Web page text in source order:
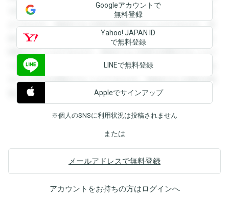
を閲覧することができます。登録すると回答を閲覧すること
ができます。登録すると回答を閲覧することができます。登
録すると回答を閲覧することができます。登録すると回答を
閲覧することができます。登録すると回答を閲覧することが
できます。登録すると回答を閲覧することができます。登録
すると回答を閲覧することができます。登録すると回答を閲
覧することができます。
Googleアカウントで
無料登録
Yahoo! JAPAN ID
で無料登録
LINEで無料登録
Appleでサインアップ
※個人のSNSに利用状況は投稿されません
または
メールアドレスで無料登録
アカウントをお持ちの方はログインへ